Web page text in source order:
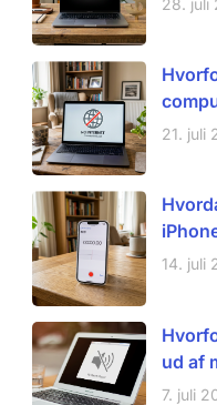
28. juli
21. juli
14. juli
ud af
7. juli